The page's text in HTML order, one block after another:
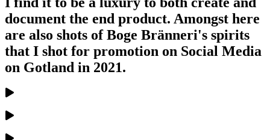
document the end product. Amongst here
are also shots of Boge Bränneri's spirits
that I shot for promotion on Social Media
on Gotland in 2021.